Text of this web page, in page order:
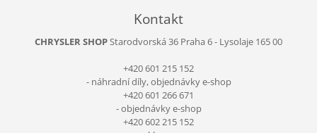
Kontakt
CHRYSLER SHOPStarodvorská 36 Praha 6 - Lysolaje 165 00
+420 601 215 152
- náhradní díly, objednávky e-shop
+420 601 266 671
- objednávky e-shop
+420 602 215 152